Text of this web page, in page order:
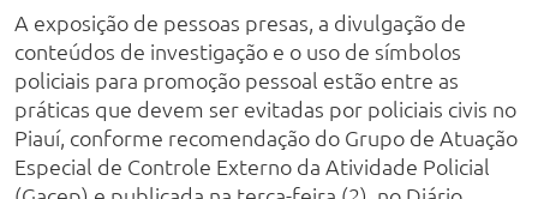
A exposição de pessoas presas, a divulgação de
conteúdos de investigação e o uso de símbolos
policiais para promoção pessoal estão entre as
práticas que devem ser evitadas por policiais civis no
Piauí, conforme recomendação do Grupo de Atuação
Especial de Controle Externo da Atividade Policial